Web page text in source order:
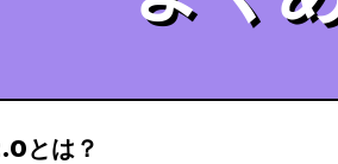
とは？